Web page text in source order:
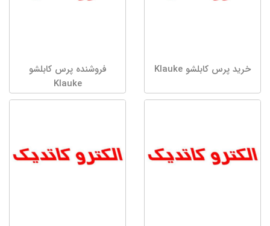
خرید پرس کابلشو Klauke
فروشنده پرس کابلشو
Klauke